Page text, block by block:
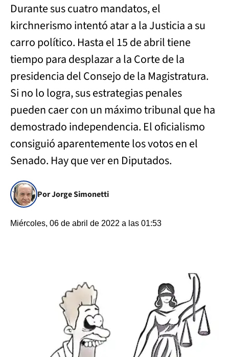
Durante sus cuatro mandatos, el
kirchnerismo intentó atar a la Justicia a su
carro político. Hasta el 15 de abril tiene
tiempo para desplazar a la Corte de la
presidencia del Consejo de la Magistratura.
Si no lo logra, sus estrategias penales
pueden caer con un máximo tribunal que ha
demostrado independencia. El oficialismo
consiguió aparentemente los votos en el
Senado. Hay que ver en Diputados.
Por Jorge Simonetti
Miércoles, 06 de abril de 2022 a las 01:53